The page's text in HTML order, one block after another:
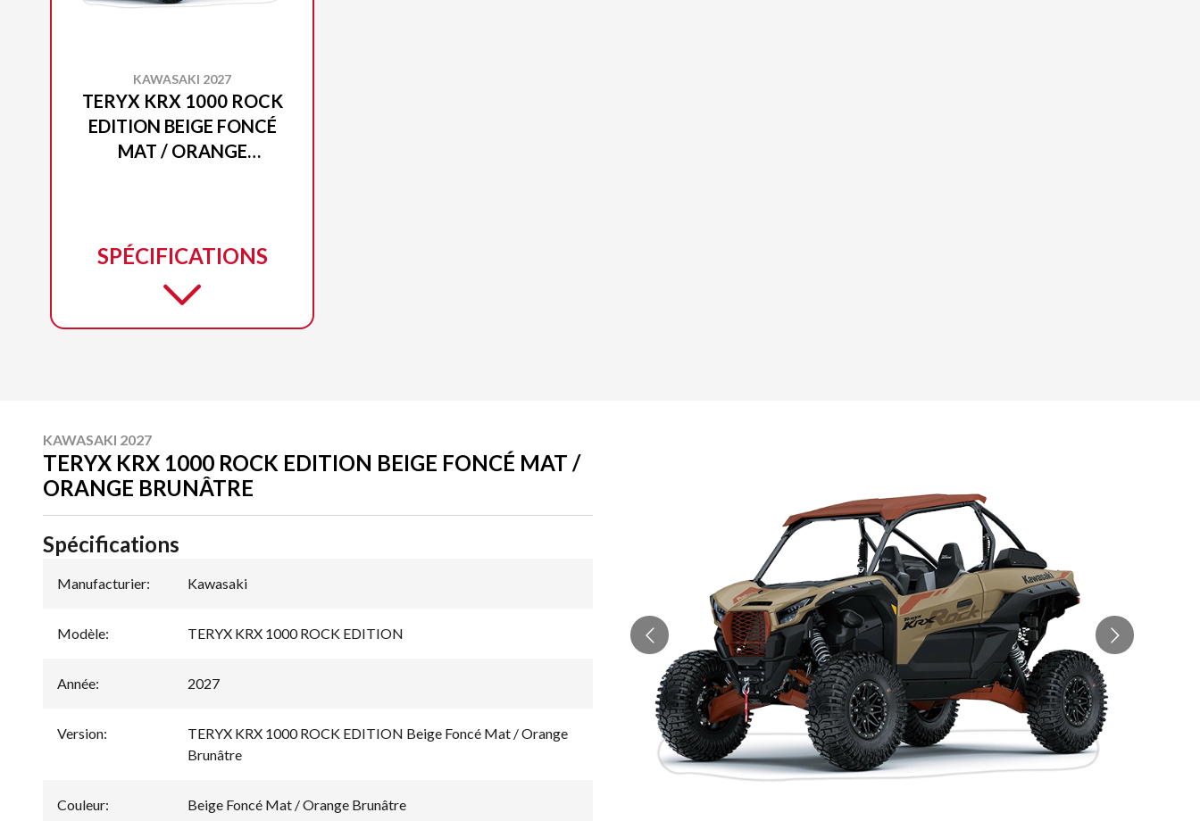
KAWASAKI 2027
TERYX KRX 1000 ROCK
EDITION BEIGE FONCÉ
MAT / ORANGE
SPÉCIFICATIONS
KAWASAKI 2027
TERYX KRX 1000 ROCK EDITION BEIGE FONCÉ MAT /
ORANGE BRUNÂTRE
Spécifications
Manufacturier: Kawasaki
Modèle: TERYX KRX 1000 ROCK EDITION
Année: 2027
Version:
TERYX KRX 1000 ROCK EDITION Beige Foncé Mat / Orange
Brunâtre
Couleur: Beige Foncé Mat / Orange Brunâtre